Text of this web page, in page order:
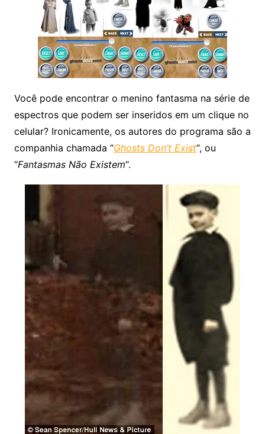
Você pode encontrar o menino fantasma na série de
espectros que podem ser inseridos em um clique no
celular? Ironicamente, os autores do programa são a
companhia chamada “Ghosts Don’t Exist“, ou
“Fantasmas Não Existem“.